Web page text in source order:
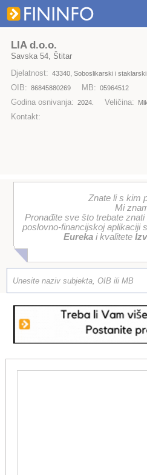
LIA d.o.o.
Savska 54, Štitar
Djelatnost: 43340, Soboslikarski i
OIB: 86845880269 MB: 05964512
Godina osnivanja: 2024. Veličina:
Kontakt:
Znate li s kim
Mi
Pronađite sve što trebate
poslovno-financijskoj aplikaciji
Eurekai kvalitete